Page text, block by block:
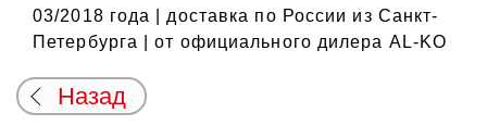
03/2018 года | доставка по России из Санкт-
Петербурга | от официального дилера AL-KO
Назад